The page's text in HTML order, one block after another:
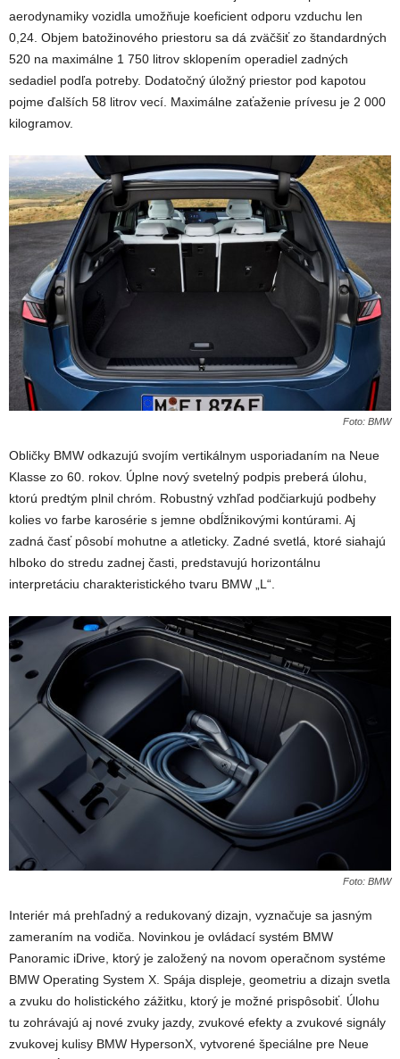
aerodynamiky vozidla umožňuje koeficient odporu vzduchu len
0,24. Objem batožinového priestoru sa dá zväčšiť zo štandardných
520 na maximálne 1 750 litrov sklopením operadiel zadných
sedadiel podľa potreby. Dodatočný úložný priestor pod kapotou
pojme ďalších 58 litrov vecí. Maximálne zaťaženie prívesu je 2 000
kilogramov.
Foto: BMW
Obličky BMW odkazujú svojím vertikálnym usporiadaním na Neue
Klasse zo 60. rokov. Úplne nový svetelný podpis preberá úlohu,
ktorú predtým plnil chróm. Robustný vzhľad podčiarkujú podbehy
kolies vo farbe karosérie s jemne obdĺžnikovými kontúrami. Aj
zadná časť pôsobí mohutne a atleticky. Zadné svetlá, ktoré siahajú
hlboko do stredu zadnej časti, predstavujú horizontálnu
interpretáciu charakteristického tvaru BMW „L“.
Foto: BMW
Interiér má prehľadný a redukovaný dizajn, vyznačuje sa jasným
zameraním na vodiča. Novinkou je ovládací systém BMW
Panoramic iDrive, ktorý je založený na novom operačnom systéme
BMW Operating System X. Spája displeje, geometriu a dizajn svetla
a zvuku do holistického zážitku, ktorý je možné prispôsobiť. Úlohu
tu zohrávajú aj nové zvuky jazdy, zvukové efekty a zvukové signály
zvukovej kulisy BMW HypersonX, vytvorené špeciálne pre Neue